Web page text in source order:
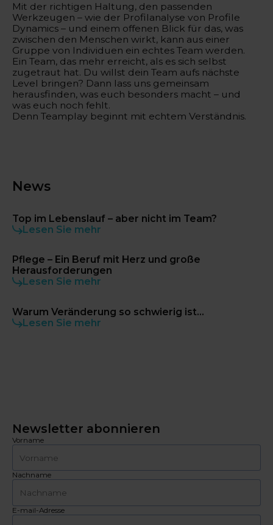
Mit der richtigen Haltung, den passenden
Werkzeugen – wie der Profilanalyse von Profile
Dynamics – und einem offenen Blick für das, was
zwischen den Menschen wirkt, kann aus einer
Gruppe von Individuen ein echtes Team werden.
Ein Team, das mehr erreicht, als es sich selbst
zugetraut hat. Du willst dein Team aufs nächste
Level bringen? Dann lass uns gemeinsam
herausfinden, was euch besonders macht – und
was euch noch fehlt.
Denn Teamplay beginnt mit echtem Verständnis.
News
Top im Lebenslauf – aber nicht im Team?
Lesen Sie mehr
Pflege – Ein Beruf mit Herz und große
Herausforderungen
Lesen Sie mehr
Warum Veränderung so schwierig ist...
Lesen Sie mehr
Newsletter abonnieren
Vorname
Nachname
E-mail-Adresse